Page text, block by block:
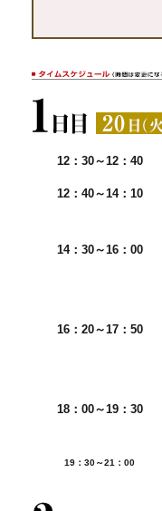
12：30～12：40
12：40～14：10
14：30～16：00
16：20～17：50
18：00～19：30
19：30～21：00